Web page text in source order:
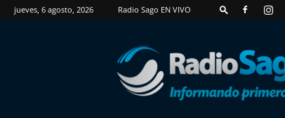
jueves, 6 agosto, 2026 Radio Sago EN VIVO
RadioSago